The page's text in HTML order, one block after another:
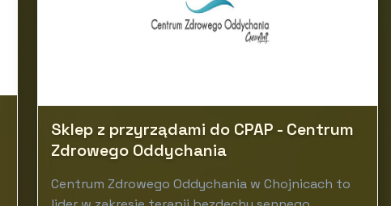
Sklep z przyrządami do CPAP - Centrum
Zdrowego Oddychania
Centrum Zdrowego Oddychania w Chojnicach to